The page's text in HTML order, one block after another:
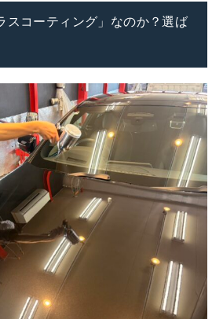
スコーティング」なのか？選ば